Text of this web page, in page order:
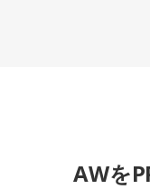
AWを